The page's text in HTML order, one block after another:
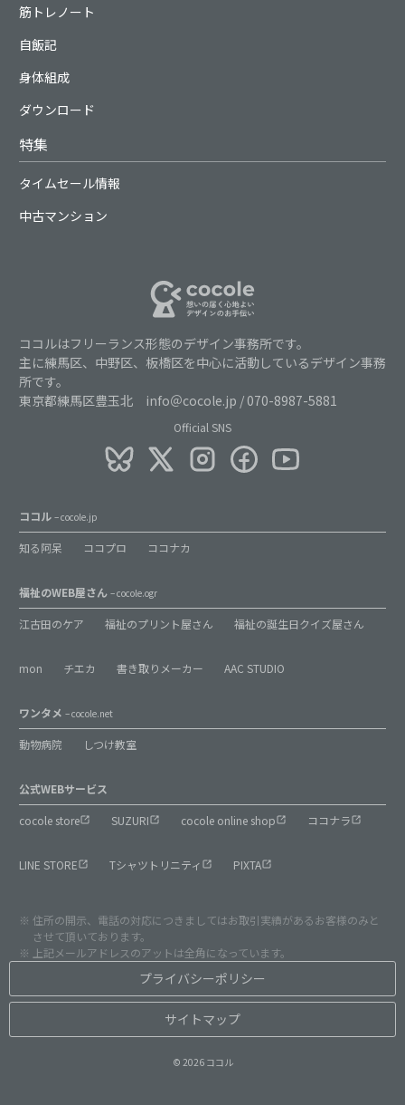
筋トレノート
自飯記
身体組成
ダウンロード
特集
タイムセール情報
中古マンション
ココルはフリーランス形態のデザイン事務所です。
主に練馬区、中野区、板橋区を中心に活動しているデザイン事務
所です。
東京都練馬区豊玉北 info＠cocole.jp / 070-8987-5881
Official SNS
ココル – cocole.jp
知る阿呆 ココプロ ココナカ
福祉のWEB屋さん – cocole.ogr
江古田のケア 福祉のプリント屋さん 福祉の誕生日クイズ屋さん
mon チエカ 書き取りメーカー AAC STUDIO
ワンタメ – cocole.net
動物病院 しつけ教室
公式WEBサービス
cocole store SUZURI cocole online shop ココナラ
LINE STORE Tシャツトリニティ PIXTA
住所の開示、電話の対応につきましてはお取引実績があるお客様のみと
させて頂いております。
上記メールアドレスのアットは全角になっています。
プライバシーポリシー
サイトマップ
© 2026 ココル